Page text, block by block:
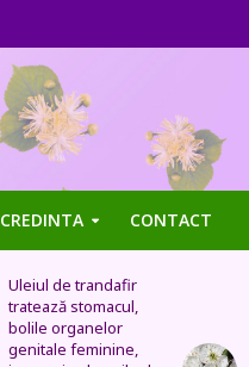
CREDINTA CONTACT
Florile păducelului
sunt cele mai
puternice
medicamente